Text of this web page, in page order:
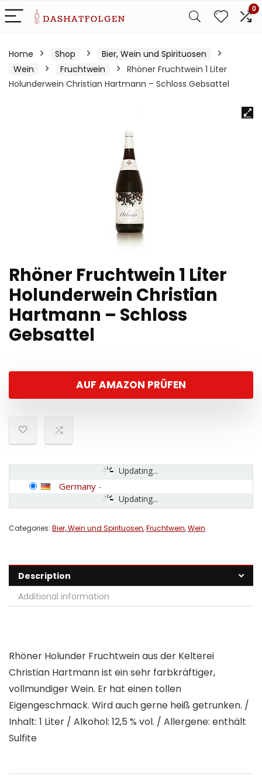
0
Home Shop
Bier, Wein und Spirituosen
Wein
Fruchtwein
Rhöner Fruchtwein 1 Liter
Holunderwein Christian Hartmann – Schloss Gebsattel
Rhöner Fruchtwein 1 Liter
Holunderwein Christian
Hartmann – Schloss
Gebsattel
AUF AMAZON PRÜFEN
Updating...
Updating...
Germany -
Categories: Bier, Wein und Spirituosen,Fruchtwein,Wein
Description
Additional information
Rhöner Holunder Fruchtwein aus der Kelterei
Christian Hartmann ist ein sehr farbkräftiger,
vollmundiger Wein. Er hat einen tollen
Eigengeschmack. Wird auch gerne heiß getrunken. /
Inhalt: 1 Liter / Alkohol: 12,5 % vol. / Allergene: enthält
Sulfite